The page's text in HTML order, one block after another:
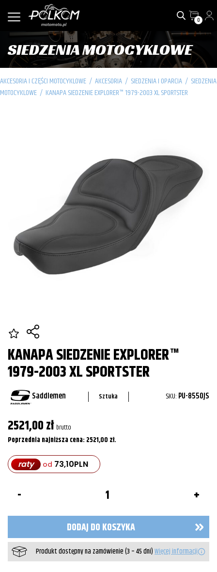
0
SIEDZENIA MOTOCYKLOWE
AKCESORIA I CZĘŚCI MOTOCYKLOWE / AKCESORIA / SIEDZENIA I OPARCIA / SIEDZENIA
MOTOCYKLOWE / KANAPA SIEDZENIE EXPLORER™ 1979-2003 XL SPORTSTER
KANAPA SIEDZENIE EXPLORER™
1979-2003 XL SPORTSTER
Saddlemen Sztuka SKU: PU-8550JS
2521,00zł brutto
Poprzednia najniższa cena: 2521,00 zł.
raty od 73,10PLN
1979-
XL
Sportster
DODAJ DO KOSZYKA
Produkt dostępny na zamówienie (3 – 45 dni)Więcej informacji